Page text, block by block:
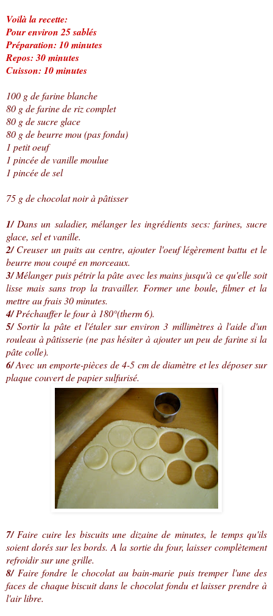
Voilà la recette:
Pour environ 25 sablés
Préparation: 10 minutes
Repos: 30 minutes
Cuisson: 10 minutes
100 g de farine blanche
80 g de farine de riz complet
80 g de sucre glace
80 g de beurre mou (pas fondu)
1 petit oeuf
1 pincée de vanille moulue
1 pincée de sel
75 g de chocolat noir à pâtisser
1/Dans un saladier, mélanger les ingrédients secs: farines, sucre
glace, sel et vanille.
2/Creuser un puits au centre, ajouter l'oeuf légèrement battu et le
beurre mou coupé en morceaux.
3/Mélanger puis pétrir la pâte avec les mains jusqu'à ce qu'elle soit
lisse mais sans trop la travailler. Former une boule, filmer et la
mettre au frais 30 minutes.
4/Préchauffer le four à 180°(therm 6).
5/Sortir la pâte et l'étaler sur environ 3 millimètres à l'aide d'un
rouleau à pâtisserie (ne pas hésiter à ajouter un peu de farine si la
pâte colle).
6/Avec un emporte-pièces de 4-5 cm de diamètre et les déposer sur
plaque couvert de papier sulfurisé.
7/Faire cuire les biscuits une dizaine de minutes, le temps qu'ils
soient dorés sur les bords. A la sortie du four, laisser complètement
refroidir sur une grille.
8/Faire fondre le chocolat au bain-marie puis tremper l'une des
faces de chaque biscuit dans le chocolat fondu et laisser prendre à
l'air libre.